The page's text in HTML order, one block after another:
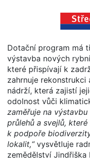
Dotační program má
výstavba nových
které přispívají k
zahrnuje
nádrží, která zajistí
odolnost vůči
zaměřuje na
průlehů a svejlů,
k podpoře
lokalit,“vysvětluje
zemědělství Jindřiška